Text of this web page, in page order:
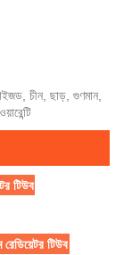
চীন, ছাড়, গুণমান,
টিউব
রেডিয়েটর টিউব